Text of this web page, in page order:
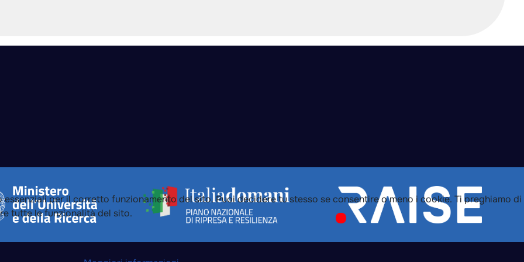
per il corretto funzionamento del sito. Puoi decidere tu stesso se consentire o meno i cookie. Ti preghiamo di
tutte le funzionalità del sito.